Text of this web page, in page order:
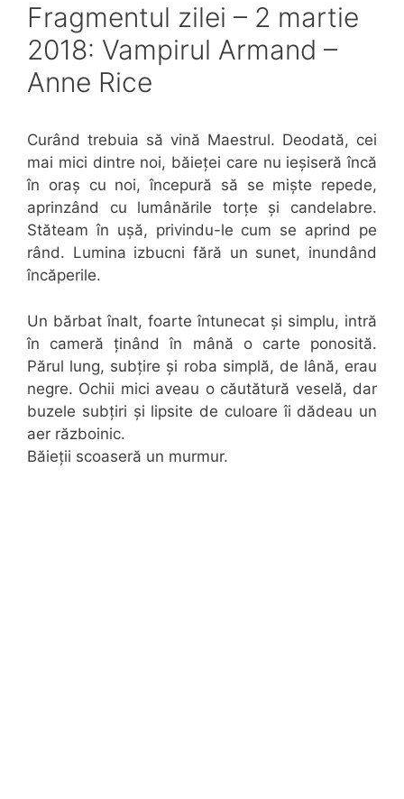
Fragmentul zilei – 2 martie
2018: Vampirul Armand –
Anne Rice
Curând trebuia să vină Maestrul. Deodată, cei
mai mici dintre noi, băieței care nu ieșiseră încă
în oraș cu noi, începură să se miște repede,
aprinzând cu lumânările torțe și candelabre.
Stăteam în ușă, privindu-le cum se aprind pe
rând. Lumina izbucni fără un sunet, inundând
încăperile.
Un bărbat înalt, foarte întunecat și simplu, intră
în cameră ținând în mână o carte ponosită.
Părul lung, subțire și roba simplă, de lână, erau
negre. Ochii mici aveau o căutătură veselă, dar
buzele subțiri și lipsite de culoare îi dădeau un
aer războinic.
Băieții scoaseră un murmur.